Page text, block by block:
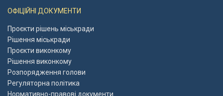
ОФІЦІЙНІ ДОКУМЕНТИ
Проєкти рішень міськради
Рішення міськради
Проєкти виконкому
Рішення виконкому
Розпорядження голови
Регуляторна політика
Нормативно-правові документи